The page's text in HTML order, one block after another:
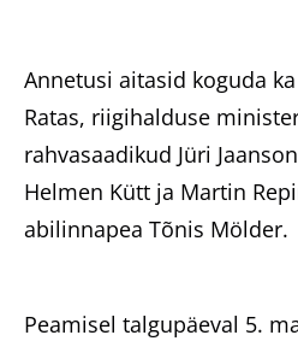
Annetusi aitasid koguda
Ratas, riigihalduse
rahvasaadikud Jüri
Helmen Kütt ja Martin
abilinnapea Tõnis Mölder.
Peamisel talgupäeval 5.